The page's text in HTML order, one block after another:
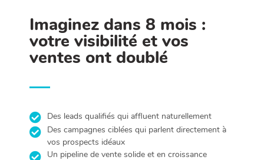
Imaginez dans 8 mois :
votre visibilité et vos
ventes ont doublé
Des leads qualifiés qui affluent naturellement
Des campagnes ciblées qui parlent directement à
vos prospects idéaux
Un pipeline de vente solide et en croissance